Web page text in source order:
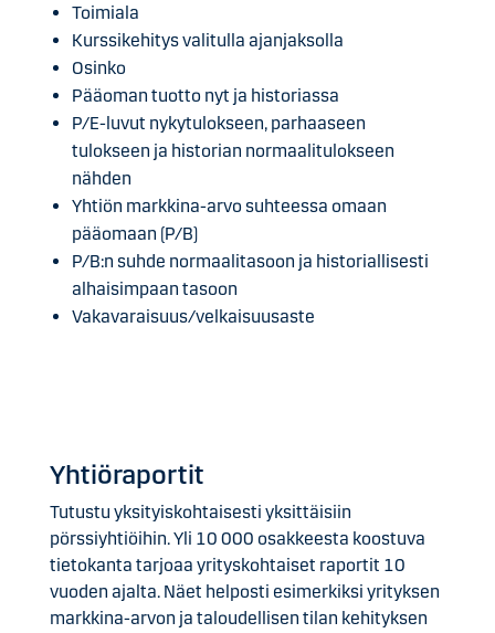
Toimiala
Kurssikehitys valitulla ajanjaksolla
Osinko
Pääoman tuotto nyt ja historiassa
P/E-luvut nykytulokseen, parhaaseen
tulokseen ja historian normaalitulokseen
nähden
Yhtiön markkina-arvo suhteessa omaan
pääomaan (P/B)
P/B:n suhde normaalitasoon ja historiallisesti
alhaisimpaan tasoon
Vakavaraisuus/velkaisuusaste
Yhtiöraportit
Tutustu yksityiskohtaisesti yksittäisiin
pörssiyhtiöihin. Yli 10 000 osakkeesta koostuva
tietokanta tarjoaa yrityskohtaiset raportit 10
vuoden ajalta. Näet helposti esimerkiksi yrityksen
markkina-arvon ja taloudellisen tilan kehityksen